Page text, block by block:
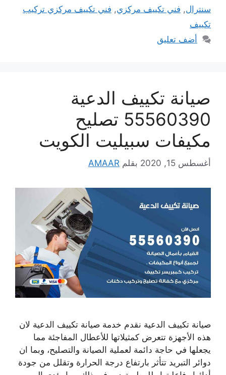
سنترال, فني تكييف مركزي, فني تكييف مركزي تركيب
تكييف
أضف تعليق
صيانة تكييف الدعية
55560390 تصليح
مكيفات سبيليت الكويت
أغسطس 15, 2020 بقلم AMAAR
صيانة تكييف الدعية نقدم خدمة صيانة تكييف الدعية لان
هذه الأجهزة تتعرض كمثيلاتها للأعطال المفاجئة مما
يجعلها في حاجة دائمة لعملية الصيانة والتصليح، وبما ان
دوائر التبريد تتأثر بارتفاع درجة الحرارة وتقلل من جودة